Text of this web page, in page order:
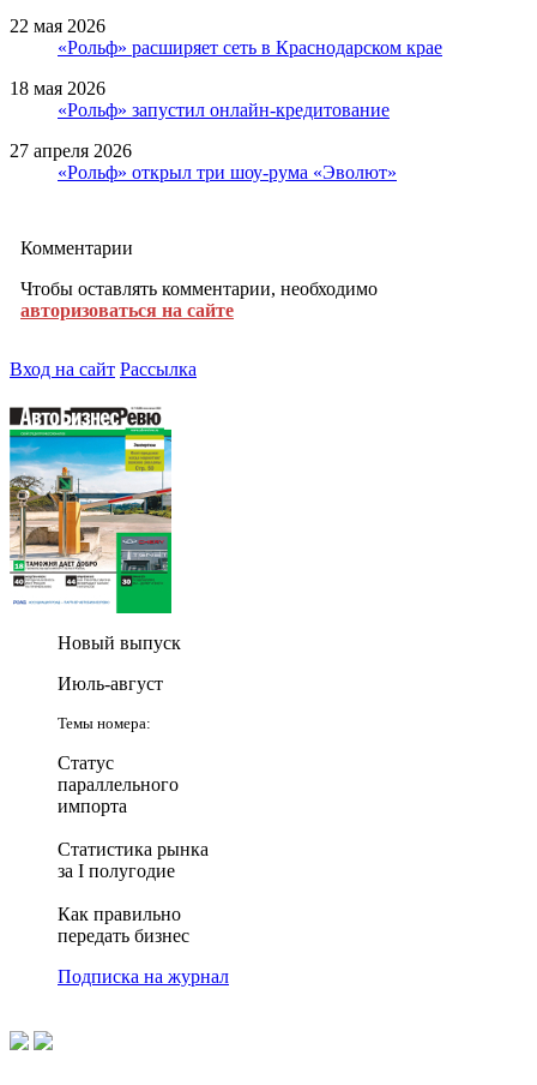
22 мая 2026
«Рольф» расширяет сеть в Краснодарском крае
18 мая 2026
«Рольф» запустил онлайн-кредитование
27 апреля 2026
«Рольф» открыл три шоу-рума «Эволют»
Комментарии
Чтобы оставлять комментарии, необходимо
авторизоваться на сайте
Вход на сайт Рассылка
Новый выпуск
Июль-август
Темы номера:
Статус
параллельного
импорта
Статистика рынка
за I полугодие
Как правильно
передать бизнес
Подписка на журнал